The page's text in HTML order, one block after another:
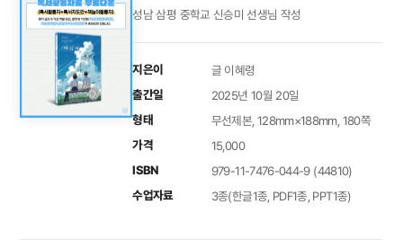
성남 삼평 중학교 신승미 선생님 작성
지은이 글 이혜령
출간일 2025년 10월 20일
형태 무선제본, 128mm×188mm, 180쪽
가격 15,000
ISBN 979-11-7476-044-9 (44810)
수업자료 3종(한글1종, PDF1종, PPT1종)